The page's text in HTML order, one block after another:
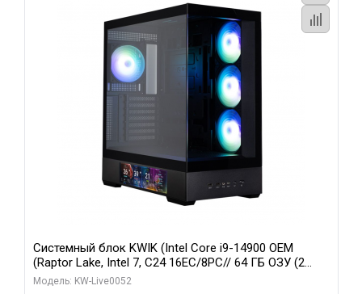
Системный блок KWIK (Intel Core i9-14900 OEM
(Raptor Lake, Intel 7, C24 16EC/8PC// 64 ГБ ОЗУ (2
модуля)/ Palit RTX5080 GAMINGPRO OC 16GB GDDR7
Модель: KW-Live0052